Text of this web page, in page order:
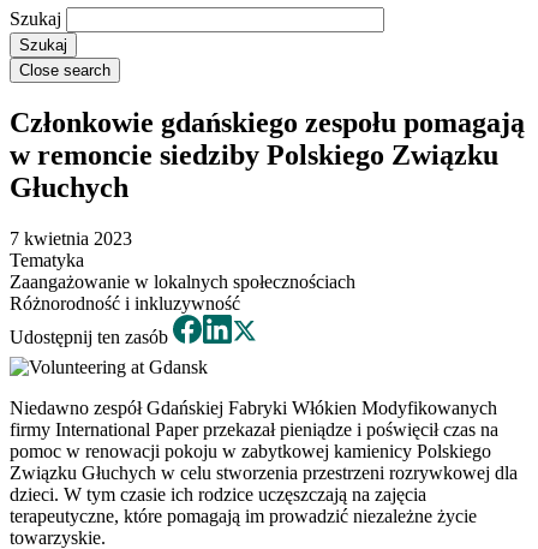
Szukaj
Close search
Członkowie gdańskiego zespołu pomagają
w remoncie siedziby Polskiego Związku
Głuchych
7 kwietnia 2023
Tematyka
Zaangażowanie w lokalnych społecznościach
Różnorodność i inkluzywność
Udostępnij ten zasób
Niedawno zespół Gdańskiej Fabryki Włókien Modyfikowanych
firmy International Paper przekazał pieniądze i poświęcił czas na
pomoc w renowacji pokoju w zabytkowej kamienicy Polskiego
Związku Głuchych w celu stworzenia przestrzeni rozrywkowej dla
dzieci. W tym czasie ich rodzice uczęszczają na zajęcia
terapeutyczne, które pomagają im prowadzić niezależne życie
towarzyskie.